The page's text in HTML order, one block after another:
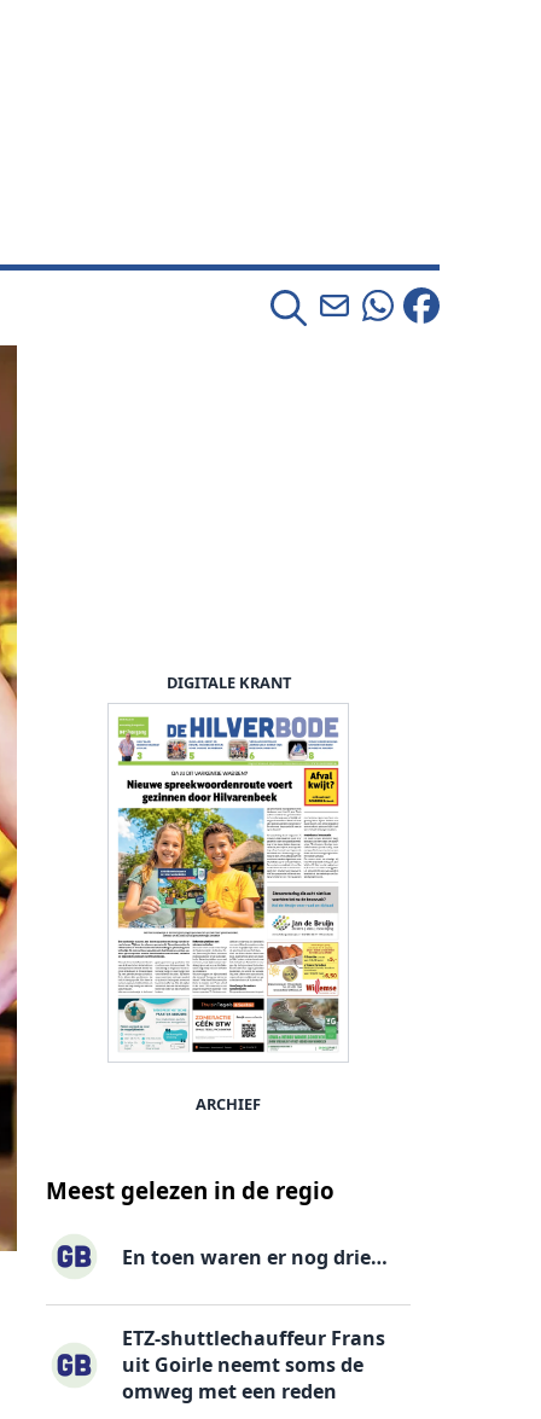
DIGITALE KRANT
ARCHIEF
Meest gelezen in de regio
En toen waren er nog drie…
ETZ-shuttlechauffeur Frans
uit Goirle neemt soms de
omweg met een reden